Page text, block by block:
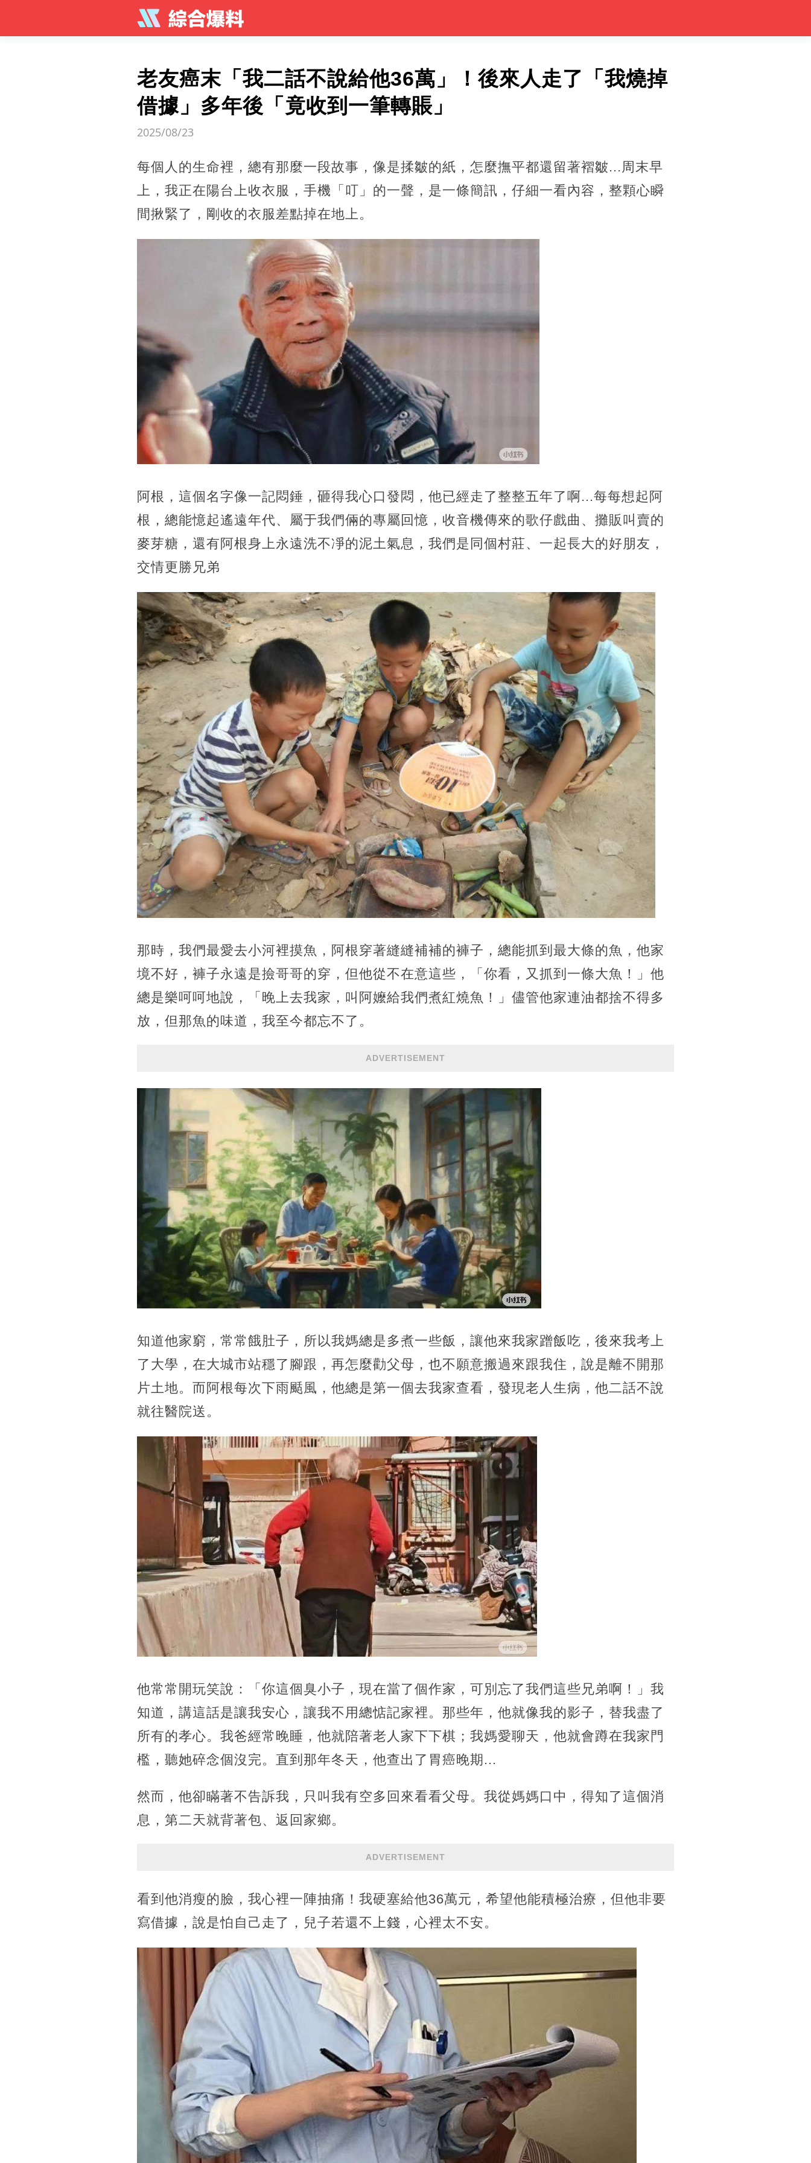
老友癌末「我二話不說給他36萬」！後來人走了「我燒掉
借據」多年後「竟收到一筆轉賬」
2025/08/23
每個人的生命裡，總有那麼一段故事，像是揉皺的紙，怎麼撫平都還留著褶皺...周末早
上，我正在陽台上收衣服，手機「叮」的一聲，是一條簡訊，仔細一看內容，整顆心瞬
間揪緊了，剛收的衣服差點掉在地上。
阿根，這個名字像一記悶錘，砸得我心口發悶，他已經走了整整五年了啊...每每想起阿
根，總能憶起遙遠年代、屬于我們倆的專屬回憶，收音機傳來的歌仔戲曲、攤販叫賣的
麥芽糖，還有阿根身上永遠洗不凈的泥土氣息，我們是同個村莊、一起長大的好朋友，
交情更勝兄弟
那時，我們最愛去小河裡摸魚，阿根穿著縫縫補補的褲子，總能抓到最大條的魚，他家
境不好，褲子永遠是撿哥哥的穿，但他從不在意這些，「你看，又抓到一條大魚！」他
總是樂呵呵地說，「晚上去我家，叫阿嬤給我們煮紅燒魚！」儘管他家連油都捨不得多
放，但那魚的味道，我至今都忘不了。
ADVERTISEMENT
知道他家窮，常常餓肚子，所以我媽總是多煮一些飯，讓他來我家蹭飯吃，後來我考上
了大學，在大城市站穩了腳跟，再怎麼勸父母，也不願意搬過來跟我住，說是離不開那
片土地。而阿根每次下雨颳風，他總是第一個去我家查看，發現老人生病，他二話不說
就往醫院送。
他常常開玩笑說：「你這個臭小子，現在當了個作家，可別忘了我們這些兄弟啊！」我
知道，講這話是讓我安心，讓我不用總惦記家裡。那些年，他就像我的影子，替我盡了
所有的孝心。我爸經常晚睡，他就陪著老人家下下棋；我媽愛聊天，他就會蹲在我家門
檻，聽她碎念個沒完。直到那年冬天，他查出了胃癌晚期...
然而，他卻瞞著不告訴我，只叫我有空多回來看看父母。我從媽媽口中，得知了這個消
息，第二天就背著包、返回家鄉。
ADVERTISEMENT
看到他消瘦的臉，我心裡一陣抽痛！我硬塞給他36萬元，希望他能積極治療，但他非要
寫借據，說是怕自己走了，兒子若還不上錢，心裡太不安。